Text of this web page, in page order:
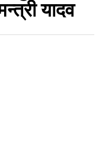
यादव